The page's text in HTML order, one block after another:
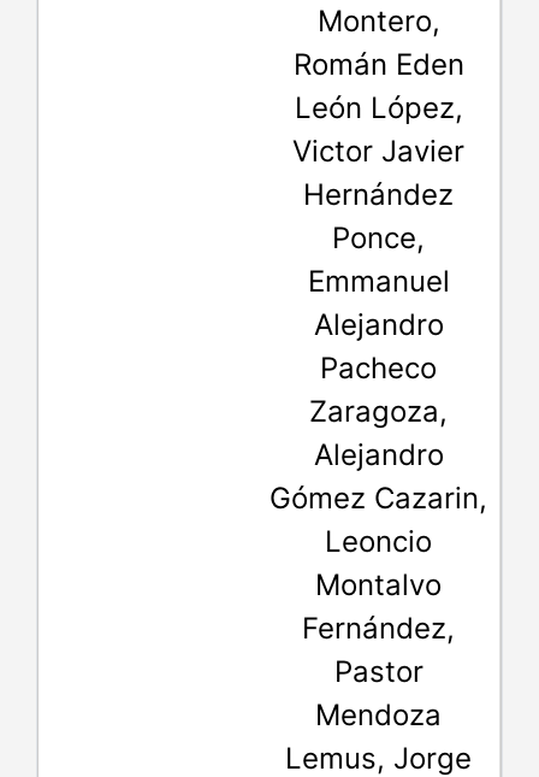
Montero,
Román Eden
León López,
Victor Javier
Hernández
Ponce,
Emmanuel
Alejandro
Pacheco
Zaragoza,
Alejandro
Gómez Cazarin,
Leoncio
Montalvo
Fernández,
Pastor
Mendoza
Lemus, Jorge